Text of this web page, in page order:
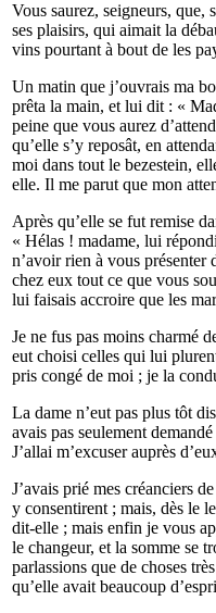
Vous saurez, seigneurs,
ses plaisirs, qui aimait la
vins pourtant à bout de les
Un matin que j’ouvrais ma
prêta la main, et lui dit : «
peine que vous aurez
qu’elle s’y reposât, en
moi dans tout le bezestein,
elle. Il me parut que mon
Après qu’elle se fut remise
« Hélas ! madame, lui
n’avoir rien à vous présenter
chez eux tout ce que vous
lui faisais accroire que les
Je ne fus pas moins charmé
eut choisi celles qui lui
pris congé de moi ; je la
La dame n’eut pas plus tôt
avais pas seulement
J’allai m’excuser auprès
J’avais prié mes créanciers
y consentirent ; mais, dès le
dit-elle ; mais enfin je vous
le changeur, et la somme se
parlassions que de choses
qu’elle avait beaucoup